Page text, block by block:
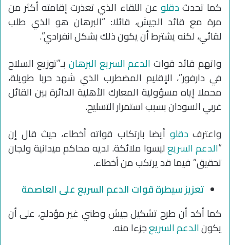
كما تحدثدقلو عن اللقاء الذي تعذرت إقامته أكثر من
مرة مع قائد الجيش، قائلا: “البرهان هو الذي طلب
لقائي، لكنه يشترط أن يكون ذلك بشكل انفرادي”.
واتهم قائد قواتالدعم السريع البرهان بـ”توزيع السلاح
في دارفور”، الإقليم المضطرب الذي شهد حربا طويلة،
محملا إياه مسؤولية المعارك الأهلية الدائرة بين القائل
غربي السودان بسبب استمرار التسليح.
واعترف دقلو أيضا بارتكاب قواته أخطاء، حيث قال إن
“الدعم السريعليسوا ملائكة. لديه محاكم ميدانية ولجان
تحقيق” فيما قد يرتكب من أخطاء.
تعزيز سيطرة قوات الدعم السريع على العاصمة
كما أكد أن طرح تشكيل جيش وطني غير مؤدلج، على أن
يكونالدعم السريعجزءا منه.